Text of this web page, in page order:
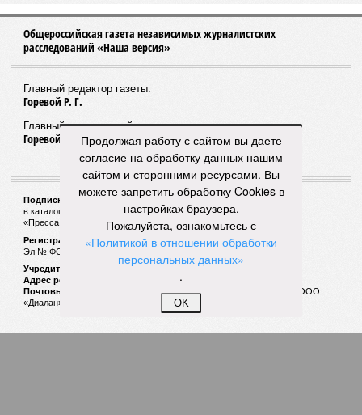
Общероссийская газета независимых журналистских
расследований «Наша версия»
Главный редактор газеты:
Горевой Р. Г.
Главный редактор сайта:
Горевой Р. Г.
Подписной индекс газеты «Наша версия»:
в каталоге «Почта России» —99266
«Пресса России» (зелёный) —41522
Регистрационный номер Роскомнадзора
Эл № ФС77-53847 от 26.04.2013.
Учредитель ООО «Версия»
Адрес редакции:
123100, Россия, Москва, улица 1905 года, 7с1
Почтовый адрес редакции:
123022, Россия, Москва, а/я 29. для ООО
«Диалан»
Продолжая работу с сайтом вы даете
согласие на обработку данных нашим
сайтом и сторонними ресурсами. Вы
можете запретить обработку Cookies в
настройках браузера.
Пожалуйста, ознакомьтесь с
«Политикой в отношении обработки
персональных данных»
.
OK